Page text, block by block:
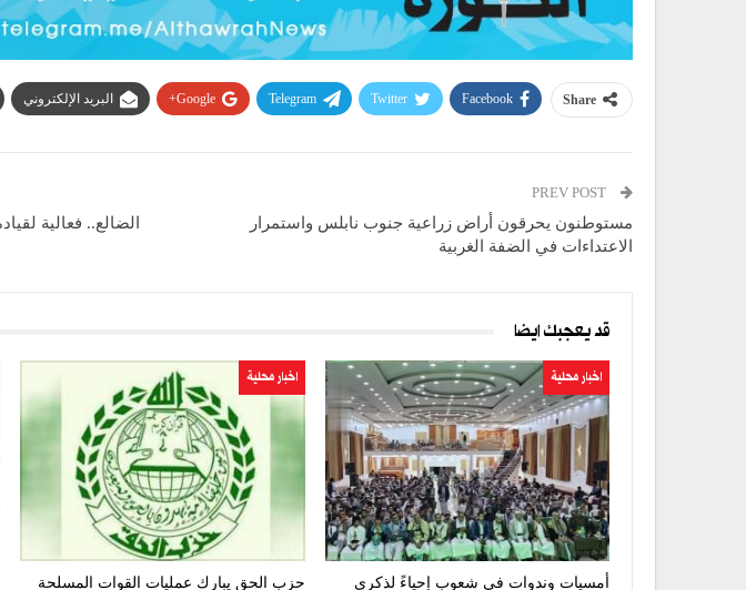
Share
Facebook
Twitter
Telegram
Google+ البريد الإلكتروني
مستوطنون يحرقون أراض زراعية جنوب نابلس واستمرار
الاعتداءات في الضفة الغربية
قد يعجبك ايضا
اخبار محلية
أمسيات وندوات في شعوب إحياءً لذكرى
اخبار محلية
حزب الحق يبارك عمليات القوات المسلحة